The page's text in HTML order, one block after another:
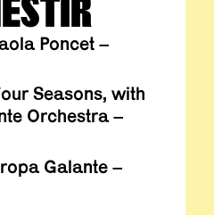
Poncet –
Seasons, with
Orchestra –
Galante –